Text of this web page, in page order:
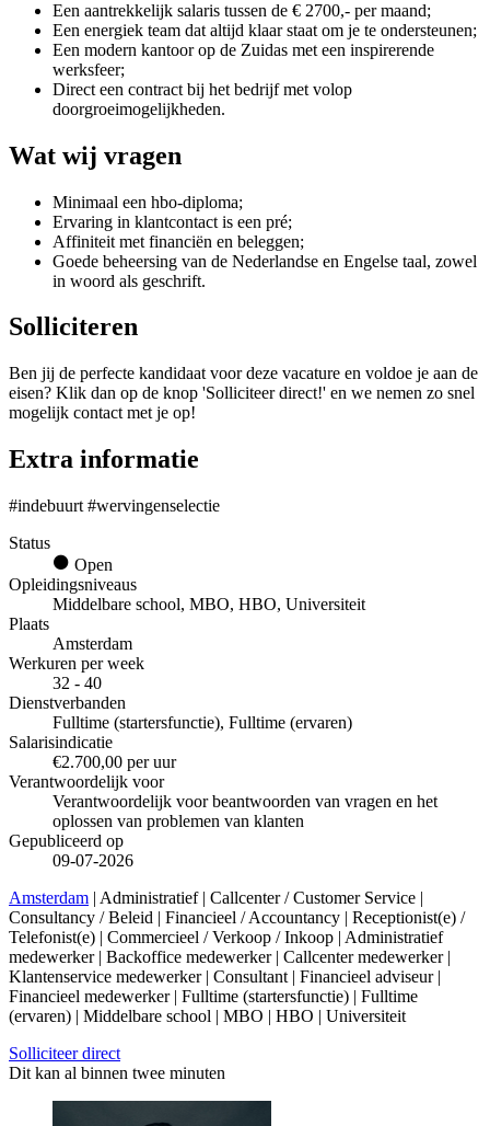
Een aantrekkelijk salaris tussen de € 2700,- per maand;
Een energiek team dat altijd klaar staat om je te ondersteunen;
Een modern kantoor op de Zuidas met een inspirerende
werksfeer;
Direct een contract bij het bedrijf met volop
doorgroeimogelijkheden.
Wat wij vragen
Minimaal een hbo-diploma;
Ervaring in klantcontact is een pré;
Affiniteit met financiën en beleggen;
Goede beheersing van de Nederlandse en Engelse taal, zowel
in woord als geschrift.
Solliciteren
Ben jij de perfecte kandidaat voor deze vacature en voldoe je aan de
eisen? Klik dan op de knop 'Solliciteer direct!' en we nemen zo snel
mogelijk contact met je op!
Extra informatie
#indebuurt #wervingenselectie
Status
Open
Opleidingsniveaus
Middelbare school, MBO, HBO, Universiteit
Plaats
Amsterdam
Werkuren per week
32 - 40
Dienstverbanden
Fulltime (startersfunctie), Fulltime (ervaren)
Salarisindicatie
€2.700,00 per uur
Verantwoordelijk voor
Verantwoordelijk voor beantwoorden van vragen en het
oplossen van problemen van klanten
Gepubliceerd op
09-07-2026
Amsterdam | Administratief | Callcenter / Customer Service |
Consultancy / Beleid | Financieel / Accountancy | Receptionist(e) /
Telefonist(e) | Commercieel / Verkoop / Inkoop | Administratief
medewerker | Backoffice medewerker | Callcenter medewerker |
Klantenservice medewerker | Consultant | Financieel adviseur |
Financieel medewerker | Fulltime (startersfunctie) | Fulltime
(ervaren) | Middelbare school | MBO | HBO | Universiteit
Solliciteer direct
Dit kan al binnen twee minuten